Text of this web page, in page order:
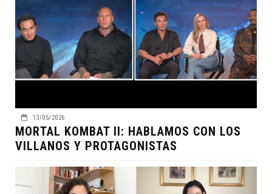
13/05/2026
MORTAL KOMBAT II: HABLAMOS CON LOS
VILLANOS Y PROTAGONISTAS